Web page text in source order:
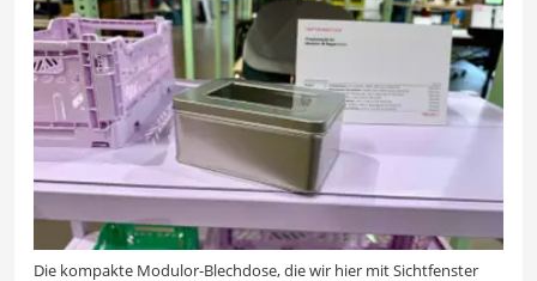
Die kompakte Modulor-Blechdose, die wir hier mit Sichtfenster